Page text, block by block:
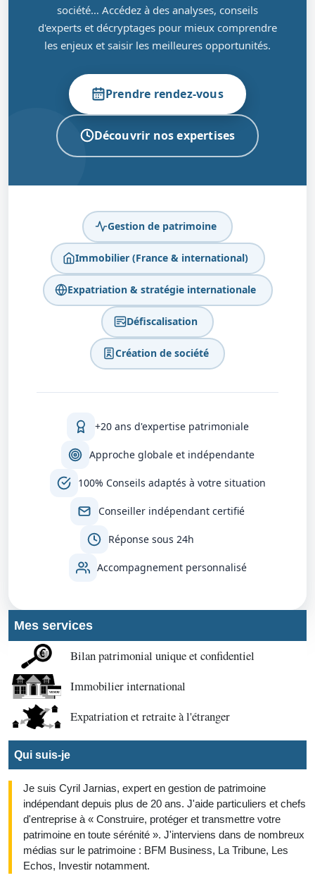
société… Accédez à des analyses, conseils
d'experts et décryptages pour mieux comprendre
les enjeux et saisir les meilleures opportunités.
Prendre rendez-vous
Découvrir nos expertises
Gestion de patrimoine
Immobilier (France & international)
Expatriation & stratégie internationale
Défiscalisation
Création de société
+20 ans d'expertise patrimoniale
Approche globale et indépendante
100% Conseils adaptés à votre situation
Conseiller indépendant certifié
Réponse sous 24h
Accompagnement personnalisé
Mes services
Bilan patrimonial unique et confidentiel
Immobilier international
Expatriation et retraite à l'étranger
Qui suis-je
Je suis Cyril Jarnias, expert en gestion de patrimoine
indépendant depuis plus de 20 ans. J'aide particuliers et chefs
d'entreprise à « Construire, protéger et transmettre votre
patrimoine en toute sérénité ». J'interviens dans de nombreux
médias sur le patrimoine : BFM Business, La Tribune, Les
Echos, Investir notamment.